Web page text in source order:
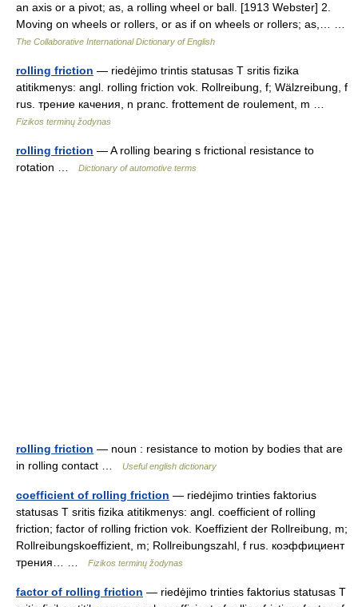
an axis or a pivot; as, a rolling wheel or ball. [1913 Webster] 2.
Moving on wheels or rollers, or as if on wheels or rollers; as,… …
The Collaborative International Dictionary of English
rolling friction — riedėjimo trintis statusas T sritis fizika
atitikmenys: angl. rolling friction vok. Rollreibung, f; Wälzreibung, f
rus. трение качения, n pranc. frottement de roulement, m …
Fizikos terminų žodynas
rolling friction — A rolling bearing s frictional resistance to
rotation …
Dictionary of automotive terms
rolling friction — noun : resistance to motion by bodies that are
in rolling contact …
Useful english dictionary
coefficient of rolling friction — riedėjimo trinties faktorius
statusas T sritis fizika atitikmenys: angl. coefficient of rolling
friction; factor of rolling friction vok. Koeffizient der Rollreibung, m;
Rollreibungskoeffizient, m; Rollreibungszahl, f rus. коэффициент
трения… …
Fizikos terminų žodynas
factor of rolling friction — riedėjimo trinties faktorius statusas T